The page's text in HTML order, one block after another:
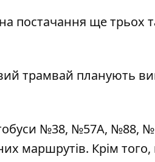
постачання ще трьох
трамвай планують
№38, №57А, №88,
маршрутів. Крім